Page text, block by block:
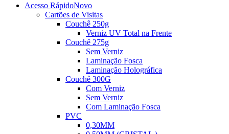
Acesso RápidoNovo
Cartões de Visitas
Couchê 250g
Verniz UV Total na Frente
Couchê 275g
Sem Verniz
Laminação Fosca
Laminação Holográfica
Couchê 300G
Com Verniz
Sem Verniz
Com Laminação Fosca
PVC
0,30MM